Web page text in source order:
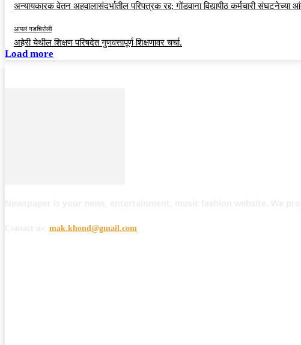
अन्यायकारक वेतन अहवालासंदर्भातील परिपत्रक रद्द; गोंडवाना विद्यापीठ कर्मचारी संघटनेच्या
आपलं गडचिरोली
अहेरी येथील शिक्षण परिषदेत गुणवत्तापूर्ण शिक्षणावर चर्चा.
Load more
mak.khond@gmail.com